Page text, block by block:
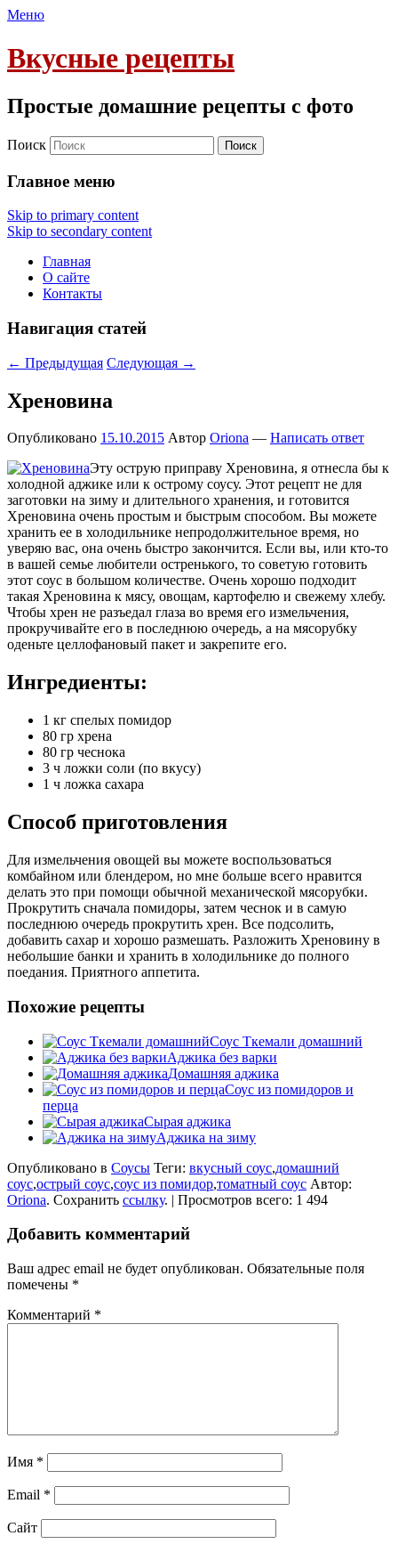
Меню
Вкусные рецепты
Простые домашние рецепты с фото
Поиск
Главное меню
Skip to primary content
Skip to secondary content
Главная
О сайте
Контакты
Навигация статей
← Предыдущая Следующая →
Хреновина
Опубликовано 15.10.2015 Автор Oriona — Написать ответ
Эту острую приправу Хреновина, я отнесла бы к
холодной аджике или к острому соусу. Этот рецепт не для
заготовки на зиму и длительного хранения, и готовится
Хреновина очень простым и быстрым способом. Вы можете
хранить ее в холодильнике непродолжительное время, но
уверяю вас, она очень быстро закончится. Если вы, или кто-то
в вашей семье любители остренького, то советую готовить
этот соус в большом количестве. Очень хорошо подходит
такая Хреновина к мясу, овощам, картофелю и свежему хлебу.
Чтобы хрен не разъедал глаза во время его измельчения,
прокручивайте его в последнюю очередь, а на мясорубку
оденьте целлофановый пакет и закрепите его.
Ингредиенты:
1 кг спелых помидор
80 гр хрена
80 гр чеснока
3 ч ложки соли (по вкусу)
1 ч ложка сахара
Способ приготовления
Для измельчения овощей вы можете воспользоваться
комбайном или блендером, но мне больше всего нравится
делать это при помощи обычной механической мясорубки.
Прокрутить сначала помидоры, затем чеснок и в самую
последнюю очередь прокрутить хрен. Все подсолить,
добавить сахар и хорошо размешать. Разложить Хреновину в
небольшие банки и хранить в холодильнике до полного
поедания. Приятного аппетита.
Похожие рецепты
Соус Ткемали домашний
Аджика без варки
Домашняя аджика
Соус из помидоров и
перца
Сырая аджика
Аджика на зиму
Опубликовано в Соусы Теги: вкусный соус,домашний
соус,острый соус,соус из помидор,томатный соус Автор:
Oriona. Сохранить ссылку. | Просмотров всего: 1 494
Добавить комментарий
Ваш адрес email не будет опубликован. Обязательные поля
помечены *
Комментарий *
Имя *
Email *
Сайт